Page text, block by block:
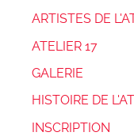
ARTISTES DE
ATELIER 17
GALERIE
HISTOIRE DE
INSCRIPTION